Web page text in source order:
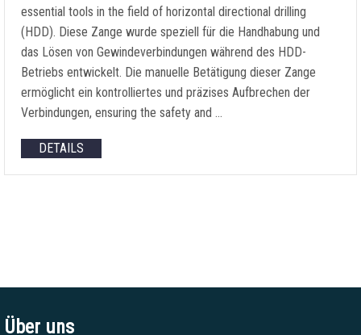
essential tools in the field of horizontal directional drilling
(HDD). Diese Zange wurde speziell für die Handhabung und
das Lösen von Gewindeverbindungen während des HDD-
Betriebs entwickelt. Die manuelle Betätigung dieser Zange
ermöglicht ein kontrolliertes und präzises Aufbrechen der
Verbindungen, ensuring the safety and …
DETAILS
Über uns